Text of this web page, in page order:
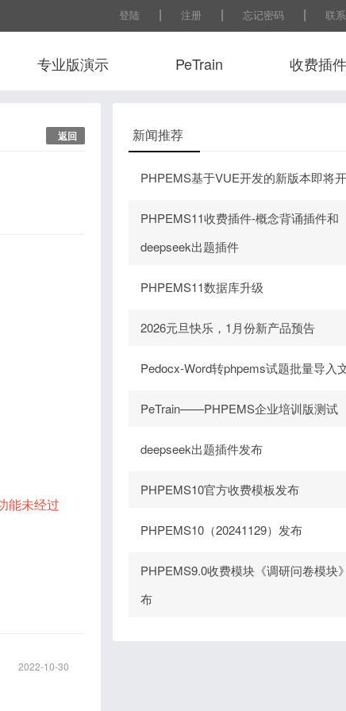
登陆 | 注册 | 忘记密码 | 联
专业版演示 PeTrain 收费插件
返回
能未经过
2022-10-30
新闻推荐
PHPEMS基于VUE开发的新版本即将
PHPEMS11收费插件-概念背诵插件和
deepseek出题插件
PHPEMS11数据库升级
2026元旦快乐，1月份新产品预告
Pedocx-Word转phpems试题批量导入
PeTrain——PHPEMS企业培训版测试
deepseek出题插件发布
PHPEMS10官方收费模板发布
PHPEMS10（20241129）发布
PHPEMS9.0收费模块《调研问卷模块
布